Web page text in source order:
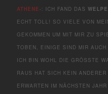
ATHENE -: ICH FAND DAS
ECHT TOLL! SO VIELE VON
GEKOMMEN UM MIT MIR ZU
TOBEN, EINIGE SIND MIR
ICH BIN WOHL DIE GRÖSSTE
AUS HAT SICH KEIN ANDERER
RWARTEN IM NÄCHSTEN JAHR